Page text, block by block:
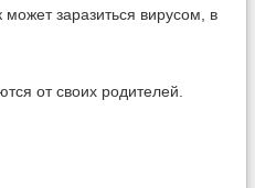
может заразиться вирусом, в